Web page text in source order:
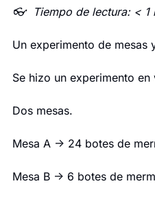
👓  Tiempo de lectura: < 1
Un experimento de mesas
Se hizo un experimento
Dos mesas.
Mesa A → 24 botes de
Mesa B → 6 botes de